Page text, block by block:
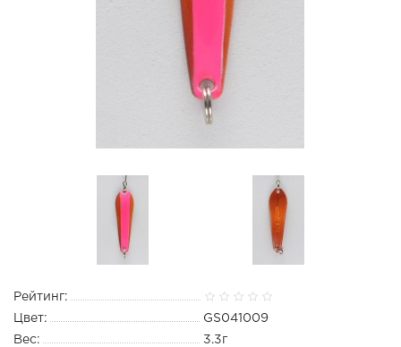
Рейтинг:
Цвет:
GS041009
Вес:
3.3г